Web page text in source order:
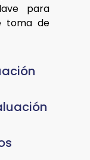
para
toma de